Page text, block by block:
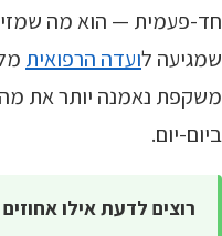
חד-פעמית — הוא מה
שמגיעה לועדה הרפואית
משקפת נאמנה יותר את
ביום-יום.
רוצים לדעת אילו